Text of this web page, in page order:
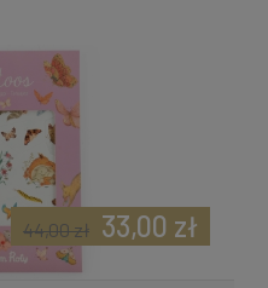
33,00 zł
44,00 zł